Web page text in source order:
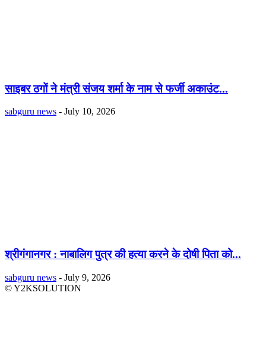
साइबर ठगों ने मंत्री संजय शर्मा के नाम से फर्जी अकाउंट...
sabguru news - July 10, 2026
श्रीगंगानगर : नाबालिग पुत्र की हत्या करने के दोषी पिता को...
sabguru news - July 9, 2026
© Y2KSOLUTION